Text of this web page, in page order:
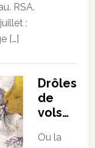
RSA.
:
[…]
Drôles
de
vols…
Ou la